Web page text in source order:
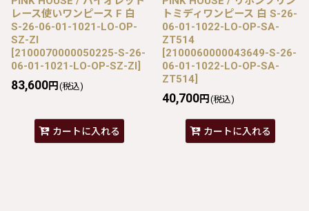
レース使いワンピース F 白
S-26-06-01-1021-LO-OP-
SZ-ZI
[2100070000050225-S-26-
06-01-1021-LO-OP-SZ-ZI]
83,600円 (税込)
カートに入れる
トミディワンピース 白 S-26-
06-01-1022-LO-OP-SA-
ZT514
[2100060000043649-S-26-
06-01-1022-LO-OP-SA-
ZT514]
40,700円 (税込)
カートに入れる